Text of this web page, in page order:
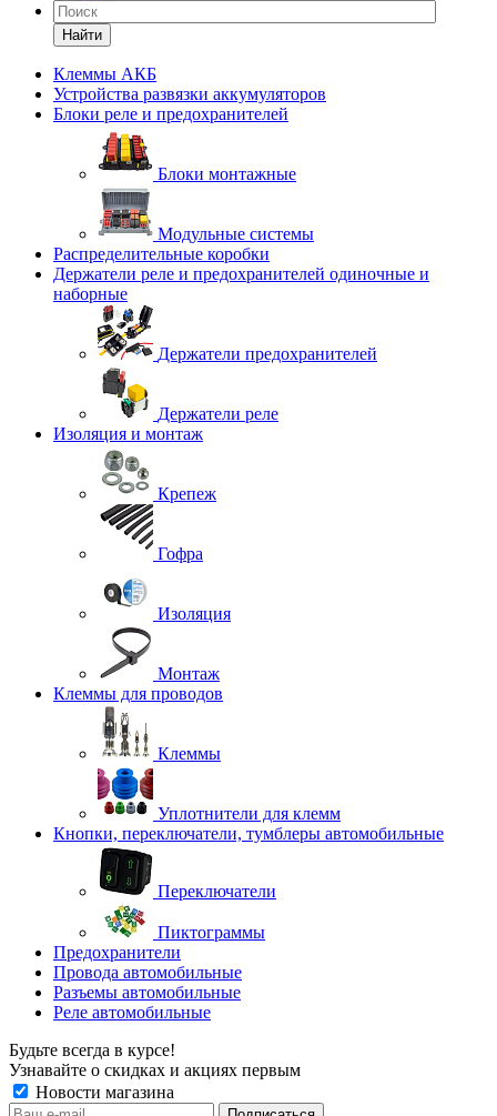
Найти
Клеммы АКБ
Устройства развязки аккумуляторов
Блоки реле и предохранителей
Блоки монтажные
Модульные системы
Распределительные коробки
Держатели реле и предохранителей одиночные и
наборные
Держатели предохранителей
Держатели реле
Изоляция и монтаж
Крепеж
Гофра
Изоляция
Монтаж
Клеммы для проводов
Клеммы
Уплотнители для клемм
Кнопки, переключатели, тумблеры автомобильные
Переключатели
Пиктограммы
Предохранители
Провода автомобильные
Разъемы автомобильные
Реле автомобильные
Будьте всегда в курсе!
Узнавайте о скидках и акциях первым
Новости магазина